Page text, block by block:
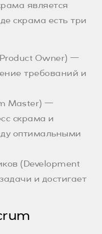
является
скрама есть три
Owner) —
требований и
Master) —
скрама и
оптимальными
(Development
и достигает